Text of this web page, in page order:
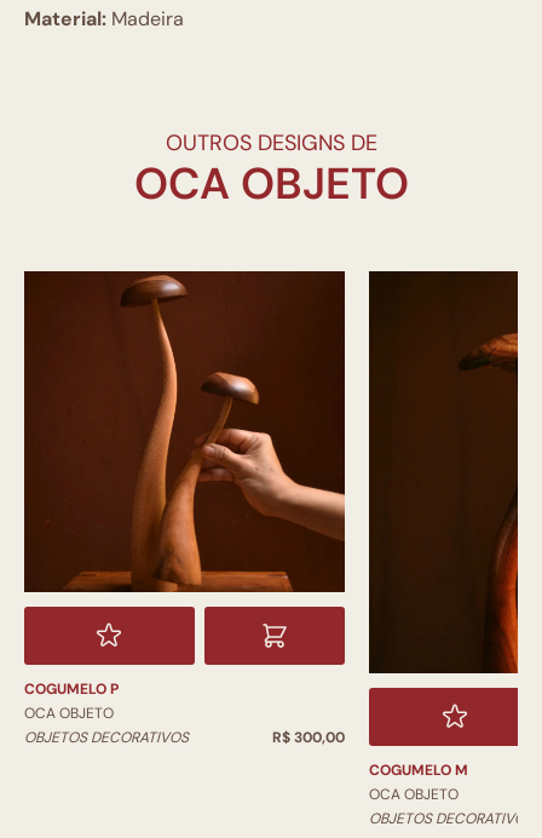
Material: Madeira
OUTROS DESIGNS DE
COGUMELO P
OCA OBJETO
OBJETOS DECORATIVOS
R$ 300,00
COGUMELO M
OCA OBJETO
OBJETOS DECORATIVOS